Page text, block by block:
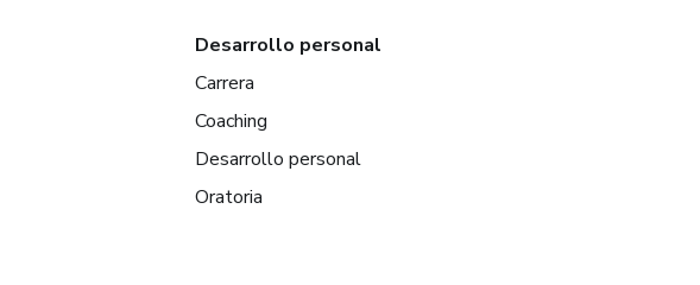
Desarrollo personal
Carrera
Coaching
Desarrollo personal
Oratoria